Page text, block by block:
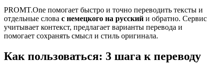
PROMT.One помогает быстро и точно переводить тексты и
отдельные слова с немецкого на русский и обратно. Сервис
учитывает контекст, предлагает варианты перевода и
помогает сохранять смысл и стиль оригинала.
Как пользоваться: 3 шага к переводу